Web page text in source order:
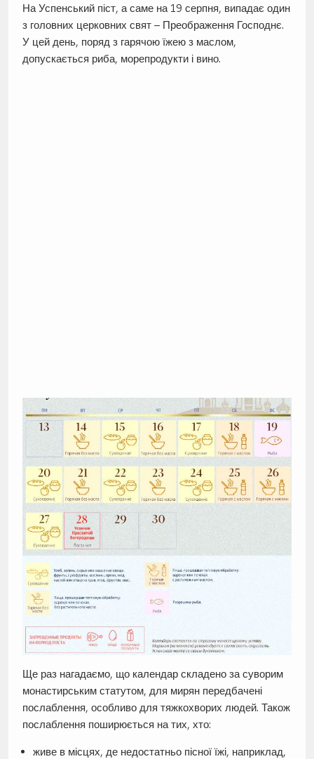
На Успенський піст, а саме на 19 серпня, випадає один
з головних церковних свят – Преображення Господнє.
У цей день, поряд з гарячою їжею з маслом,
допускається риба, морепродукти і вино.
Ще раз нагадаємо, що календар складено за суворим
монастирським статутом, для мирян передбачені
послаблення, особливо для тяжкохворих людей. Також
послаблення поширюється на тих, хто:
живе в місцях, де недостатньо пісної їжі, наприклад,